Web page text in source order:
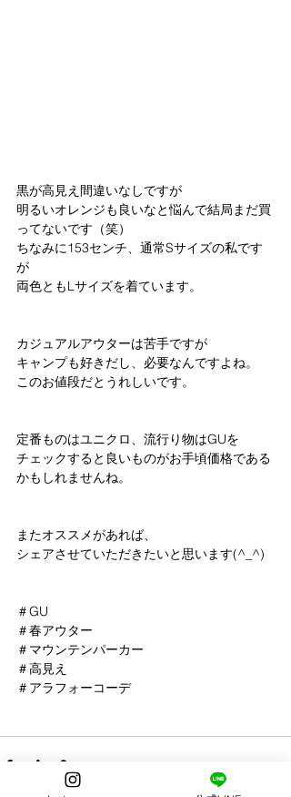
黒が高見え間違いなしですが
明るいオレンジも良いなと悩んで結局まだ買
ってないです（笑）
ちなみに153センチ、通常Sサイズの私です
が
両色ともLサイズを着ています。
カジュアルアウターは苦手ですが
キャンプも好きだし、必要なんですよね。
このお値段だとうれしいです。
定番ものはユニクロ、流行り物はGUを
チェックすると良いものがお手頃価格である
かもしれませんね。
またオススメがあれば、
シェアさせていただきたいと思います(^_^)
＃GU
＃春アウター
＃マウンテンパーカー
＃高見え
＃アラフォーコーデ